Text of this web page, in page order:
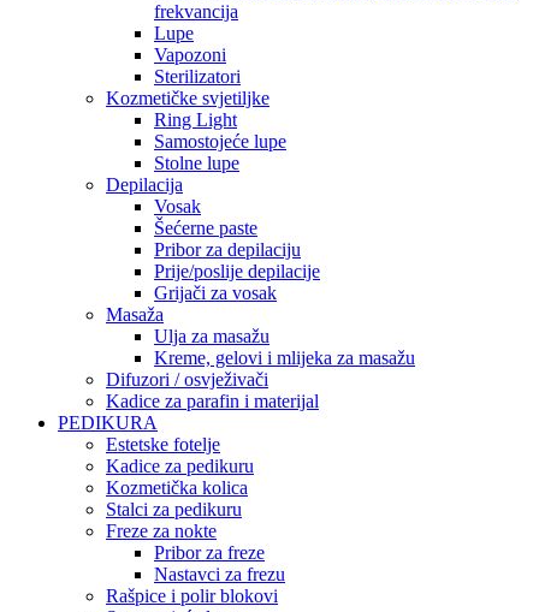
frekvancija
Lupe
Vapozoni
Sterilizatori
Kozmetičke svjetiljke
Ring Light
Samostojeće lupe
Stolne lupe
Depilacija
Vosak
Šećerne paste
Pribor za depilaciju
Prije/poslije depilacije
Grijači za vosak
Masaža
Ulja za masažu
Kreme, gelovi i mlijeka za masažu
Difuzori / osvježivači
Kadice za parafin i materijal
PEDIKURA
Estetske fotelje
Kadice za pedikuru
Kozmetička kolica
Stalci za pedikuru
Freze za nokte
Pribor za freze
Nastavci za frezu
Rašpice i polir blokovi